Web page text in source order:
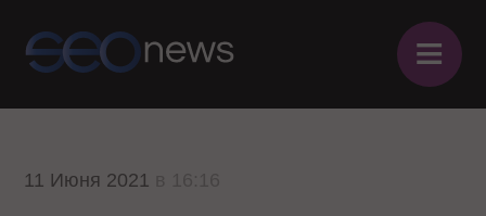
≡
11 Июня 2021